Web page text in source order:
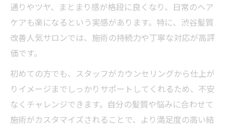
通りやツヤ、まとまり感が格段に良くなり、日常のヘア
ケアも楽になるという実感があります。特に、渋谷髪質
改善人気サロンでは、施術の持続力や丁寧な対応が高評
価です。
初めての方でも、スタッフがカウンセリングから仕上が
りイメージまでしっかりサポートしてくれるため、不安
なくチャレンジできます。自分の髪質や悩みに合わせて
施術がカスタマイズされることで、より満足度の高い結